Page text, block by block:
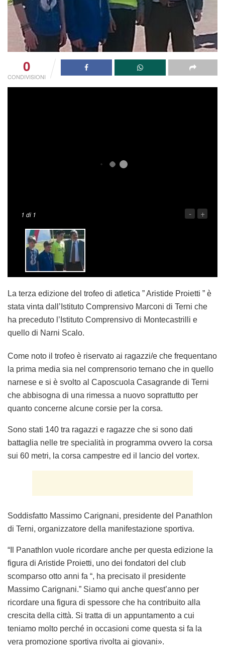
0
CONDIVISIONI
1 di 1 - +
La terza edizione del trofeo di atletica ” Aristide Proietti ” è
stata vinta dall’Istituto Comprensivo Marconi di Terni che
ha preceduto l’Istituto Comprensivo di Montecastrilli e
quello di Narni Scalo.
Come noto il trofeo è riservato ai ragazzi/e che frequentano
la prima media sia nel comprensorio ternano che in quello
narnese e si è svolto al Caposcuola Casagrande di Terni
che abbisogna di una rimessa a nuovo soprattutto per
quanto concerne alcune corsie per la corsa.
Sono stati 140 tra ragazzi e ragazze che si sono dati
battaglia nelle tre specialità in programma ovvero la corsa
sui 60 metri, la corsa campestre ed il lancio del vortex.
Soddisfatto Massimo Carignani, presidente del Panathlon
di Terni, organizzatore della manifestazione sportiva.
“Il Panathlon vuole ricordare anche per questa edizione la
figura di Aristide Proietti, uno dei fondatori del club
scomparso otto anni fa “, ha precisato il presidente
Massimo Carignani.” Siamo qui anche quest’anno per
ricordare una figura di spessore che ha contribuito alla
crescita della città. Si tratta di un appuntamento a cui
teniamo molto perché in occasioni come questa si fa la
vera promozione sportiva rivolta ai giovani».